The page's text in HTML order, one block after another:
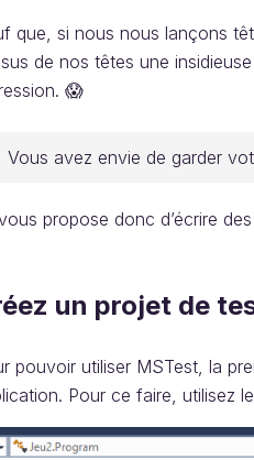
que, si nous nous lançons
de nos têtes une
😱
Vous avez envie de garder
propose donc d’écrire
un projet de
pouvoir utiliser MSTest, la
Pour ce faire, utilisez